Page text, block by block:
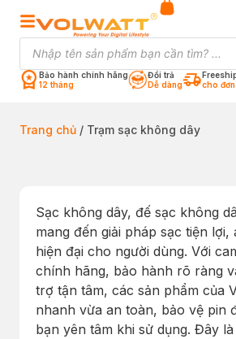
Bảo hành chính hãng
12 tháng
Đổi trả
Dễ dàng
cho
Trang chủ / Trạm sạc không dây
Sạc không dây, đế sạc không
mang đến giải pháp sạc tiện lợi,
hiện đại cho người dùng. Với
chính hãng, bảo hành rõ ràng
trợ tận tâm, các sản phẩm của
nhanh vừa an toàn, bảo vệ pin
bạn yên tâm khi sử dụng. Đây